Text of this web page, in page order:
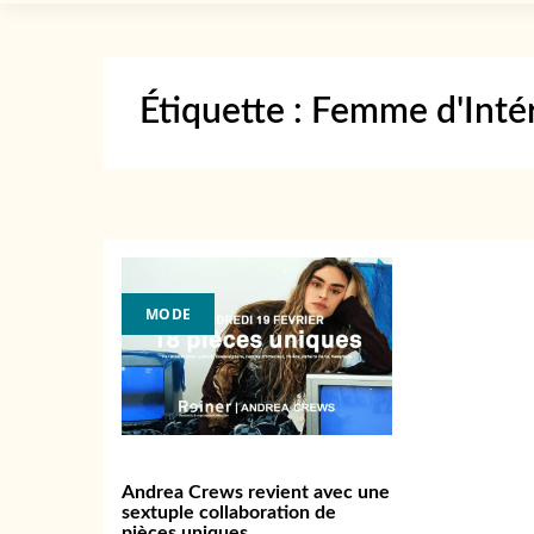
Étiquette : Femme
MODE
Andrea Crews revient avec une
sextuple collaboration de